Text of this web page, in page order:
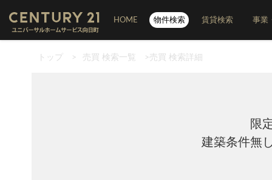
HOME 物件検索 賃貸検索 事業
トップ > 売買 検索一覧 >売買 検索詳細
限
建築条件無